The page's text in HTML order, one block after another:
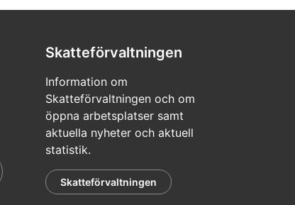
Skatteförvaltningen
Information om
Skatteförvaltningen och om
öppna arbetsplatser samt
aktuella nyheter och aktuell
statistik.
Skatteförvaltningen